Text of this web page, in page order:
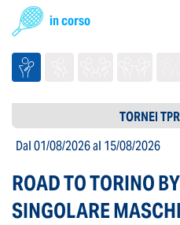
in corso
TORNEI
Dal 01/08/2026al 15/08/2026
ROAD TO TORINO
SINGOLARE